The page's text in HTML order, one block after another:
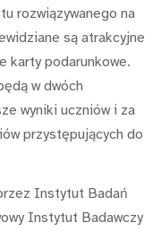
rozwiązywanego na
są atrakcyjne
karty podarunkowe.
w dwóch
wyniki uczniów i za
przystępujących do
Instytut Badań
Instytut Badawczy